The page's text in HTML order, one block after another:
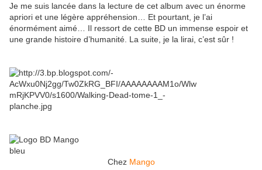
Je me suis lancée dans la lecture de cet album avec un énorme
apriori et une légère appréhension… Et pourtant, je l’ai
énormément aimé… Il ressort de cette BD un immense espoir et
une grande histoire d’humanité. La suite, je la lirai, c’est sûr !
Chez Mango